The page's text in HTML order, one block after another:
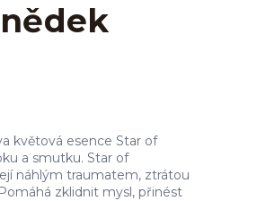
květová esence Star of
a smutku. Star of
náhlým traumatem, ztrátou
zklidnit mysl, přinést